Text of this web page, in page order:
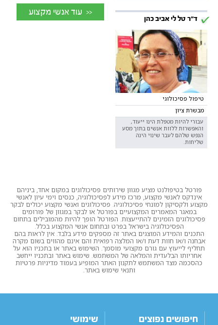
ד"ר טל לי אביב כהן
טיפול פסיכולוגי
מבשרת ציון
עבורי להיות מטפלת הינו ייעוד,
והאפשרות ללוות אנשים בתוך מסע
הנפש שלהם לעבר שינוי הינה
שליחות.
<< עוד אנשי מקצוע
פורטל בטיפולנט מציע מגוון שירותים פסיכולוגים במקום אחד, ביניהם
אינדקס לאנשי מקצוע, מרכז מידע לפסיכולוגיה, כנסים וימי עיון לאנשי
מקצוע ולקסיקון למונחי פסיכולוגיה. פסיכולוגים ואנשי מקצוע יכולים לבקר
במאגר המאמרים המקצועיים בפורטל או לבקר במגוון של פורומים
פסיכולוגים הזמינים להתייעצות. הפורטל הופך להיות מהמובילים בתחום
הפסיכולוגיה בישראל בפרט ובתחום אנשי המקצוע בכלל.
התכנים והמידע המוצגים באתר זה מספקים מידע בלבד. אין לראות בהם
אבחנה ו/או חוות דעת ו/או המלצה רפואית והם אינם מהווים בשום מקרה
תחליף לייעוץ עם גורם מקצועי מוסמך. השימוש באתר או בתכניו הוא על
אחריותו הבלעדית והמלאה של המשתמש. שימוש באתר ובתכניו ייחשב
כהסכמה מצד המשתמש לתקנון האתר המופיע בעמוד מדיניות פרטיות
ותנאי שימוש באתר.
חיפושים נפוצים
שימושי